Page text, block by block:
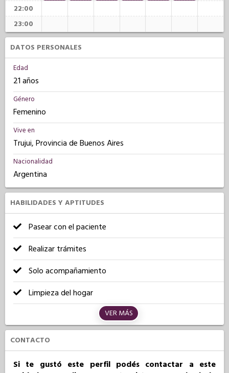
22:00
23:00
DATOS PERSONALES
Edad
21 años
Género
Femenino
Vive en
Trujui, Provincia de Buenos Aires
Nacionalidad
Argentina
HABILIDADES Y APTITUDES
Pasear con el paciente
Realizar trámites
Solo acompañamiento
Limpieza del hogar
VER MÁS
CONTACTO
Si te gustó este perfil podés contactar a este